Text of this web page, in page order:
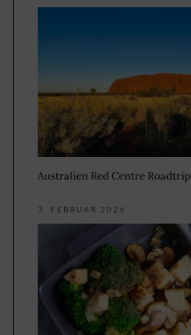
Australien Red Centre Roadtrip
3. FEBRUAR 2026